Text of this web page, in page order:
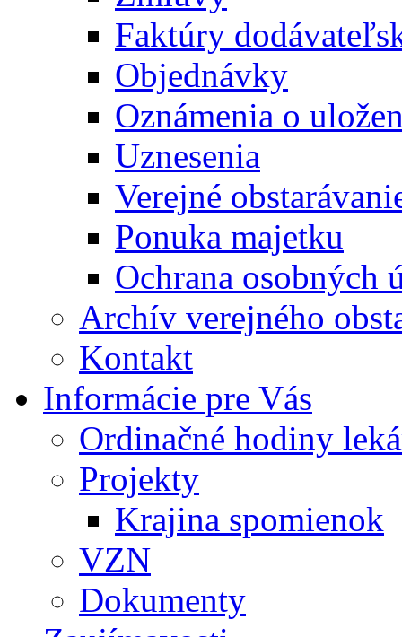
Faktúry
Objednávky
Oznámenia o
Uznesenia
Verejné
Ponuka majetku
Ochrana osobných
Archív verejného
Kontakt
Informácie pre Vás
Ordinačné hodiny
Projekty
Krajina spomienok
VZN
Dokumenty